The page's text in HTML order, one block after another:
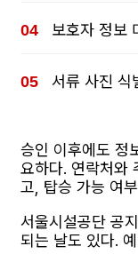
보호자 정보
서류 사진 식
승인 이후에도 정
요하다. 연락처와
고, 탑승 가능 여
서울시설공단 공
되는 날도 있다.